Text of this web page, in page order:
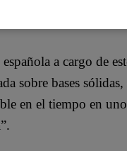
a cargo de
sobre bases
en el tiempo en